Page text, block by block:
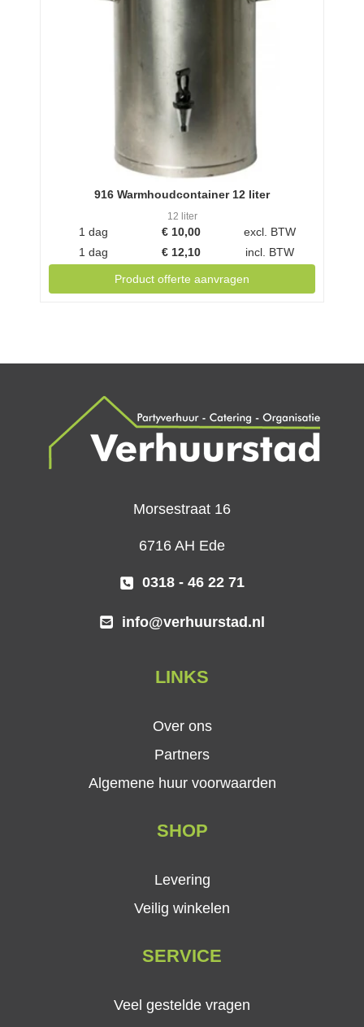
916 Warmhoudcontainer 12 liter
12 liter
1 dag € 10,00
excl. BTW
1 dag
€ 12,10 incl. BTW
Product offerte aanvragen
Morsestraat 16
6716 AH Ede
0318 - 46 22 71
info@verhuurstad.nl
LINKS
Over ons
Partners
Algemene huur voorwaarden
SHOP
Levering
Veilig winkelen
SERVICE
Veel gestelde vragen